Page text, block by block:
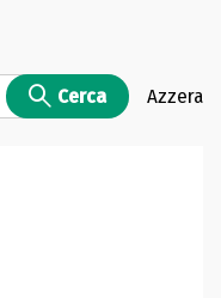
Cerca Azzera